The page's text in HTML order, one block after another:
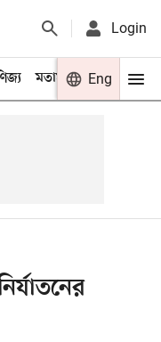
Login
মতামত খেলা
Eng